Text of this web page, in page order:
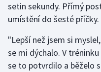
Futsal
Gymnastika
setin sekundy. Přímý
umístění do šesté příčky.
"Lepší než jsem si
se mi dýchalo. V
se to potvrdilo a běželo